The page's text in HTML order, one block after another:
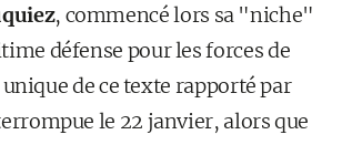
, commencé lors sa "niche"
défense pour les forces de
de ce texte rapporté par
le 22 janvier, alors que